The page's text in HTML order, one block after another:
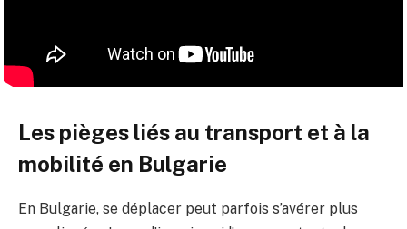
Les pièges liés au transport et à la
mobilité en Bulgarie
En Bulgarie, se déplacer peut parfois s’avérer plus